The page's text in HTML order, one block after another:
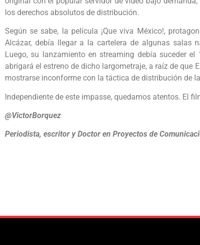
los derechos absolutos de distribución.
Según se sabe, la película ¡Que viva México!,
Alcázar, debía llegar a la cartelera de algunas salas
Luego, su lanzamiento en streaming debía suceder
abrigará el estreno de dicho largometraje, a raíz de que
mostrarse inconforme con la táctica de distribución de
Independiente de este impasse, quedamos atentos. El
@VictorBorquez
Periodista, escritor y Doctor en Proyectos de